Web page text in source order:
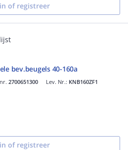
of registreer
bev.beugels 40-160a
2700651300 Lev. Nr.: KNB160ZF1
of registreer